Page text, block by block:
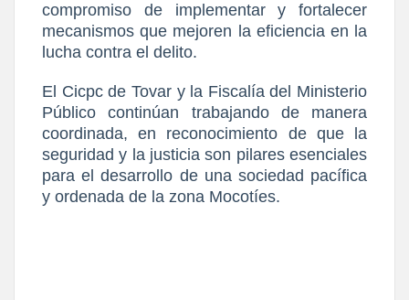
compromiso de implementar y fortalecer
mecanismos que mejoren la eficiencia en la
lucha contra el delito.
El Cicpc de Tovar y la Fiscalía del Ministerio
Público continúan trabajando de manera
coordinada, en reconocimiento de que la
seguridad y la justicia son pilares esenciales
para el desarrollo de una sociedad pacífica
y ordenada de la zona Mocotíes.